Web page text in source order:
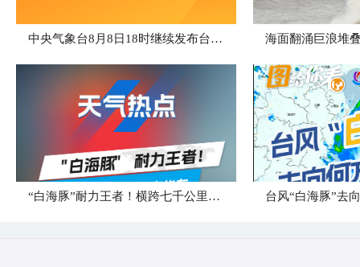
中央气象台8月8日18时继续发布台风橙色预警 海面翻涌巨浪堆
“白海豚”耐力王者！横跨七千公里直奔华东 台风“白海豚”去